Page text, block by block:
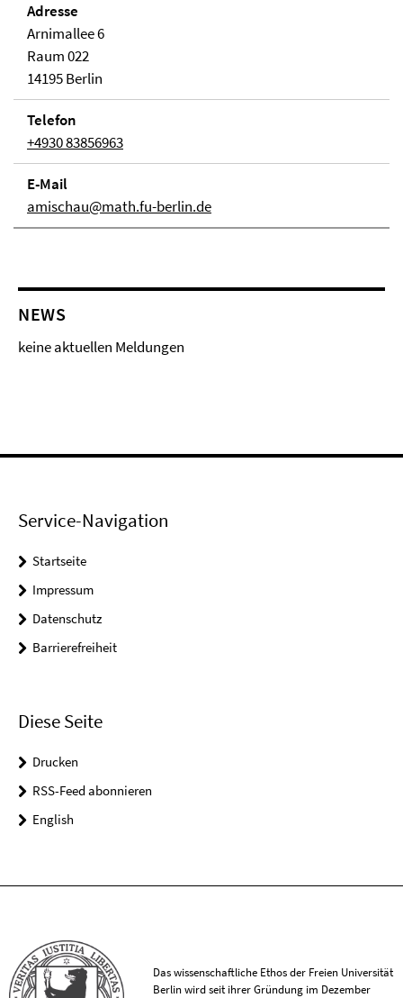
Adresse
Arnimallee 6
Raum 022
14195 Berlin
Telefon
+4930 83856963
E-Mail
amischau@math.fu-berlin.de
NEWS
keine aktuellen Meldungen
Service-Navigation
Startseite
Impressum
Datenschutz
Barrierefreiheit
Diese Seite
Drucken
RSS-Feed abonnieren
English
Das wissenschaftliche Ethos der Freien Universität
Berlin wird seit ihrer Gründung im Dezember